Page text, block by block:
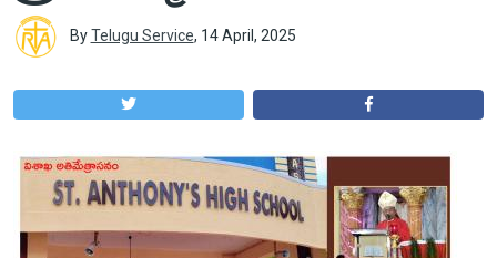
ByTelugu Service, 14 April, 2025